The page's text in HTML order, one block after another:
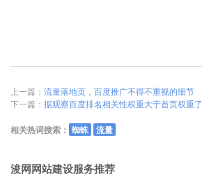
上一篇： 流量落地页，百度推广不得不重视的细节
下一篇： 据观察百度排名相关性权重大于首页权重了
相关热词搜索： 蜘蛛 流量
浚网网站建设服务推荐